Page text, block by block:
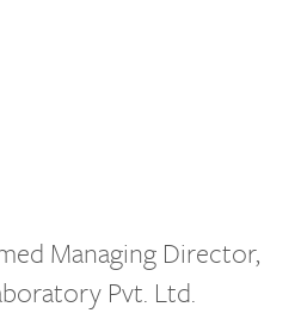
Managing Director,
Pvt. Ltd.